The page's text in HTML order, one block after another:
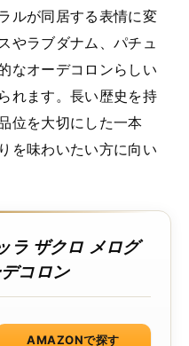
ルが同居する表情に変
やラブダナム、パチュ
なオーデコロンらしい
れます。長い歴史を持
位を大切にした一本
を味わいたい方に向い
ラ ザクロ メログ
コロン
AMAZONで探す